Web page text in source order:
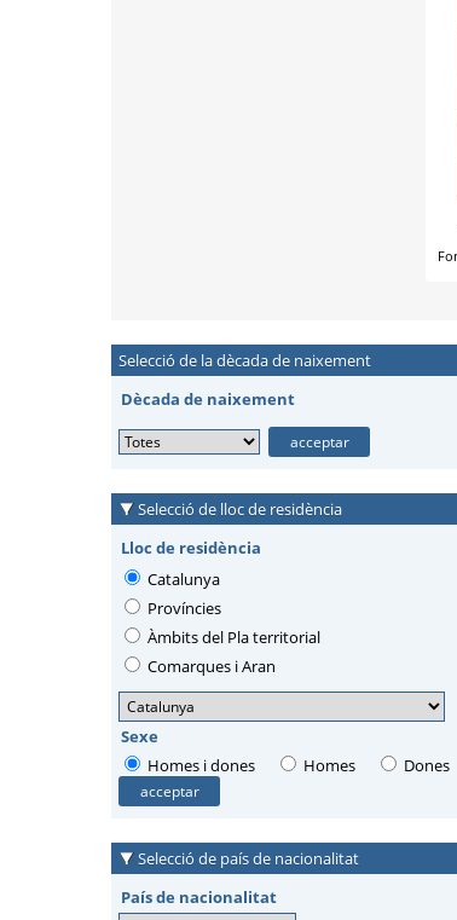
Selecció de la dècada de naixement
Dècada de naixement
Selecció de lloc de residència
Lloc de residència
Catalunya
Províncies
Àmbits del Pla territorial
Comarques i Aran
Sexe
Homes i dones
Homes Dones
Selecció de país de nacionalitat
País de nacionalitat